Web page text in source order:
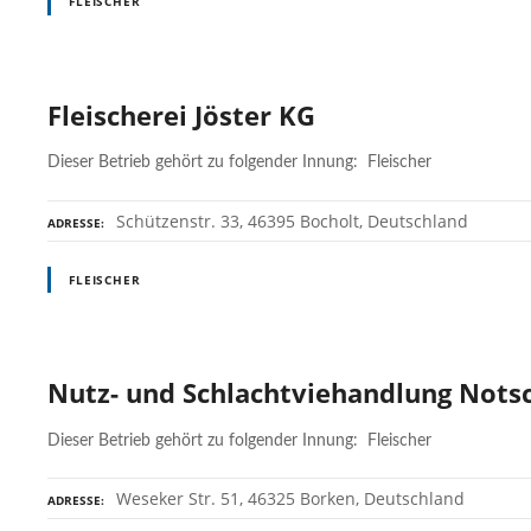
Fleischerei Jöster KG
Dieser Betrieb gehört zu folgender Innung: Fleischer
ADRESSE Schützenstr. 33, 46395 Bocholt, Deutschland
FLEISCHER
Nutz- und Schlachtviehandlung
Dieser Betrieb gehört zu folgender Innung: Fleischer
ADRESSE Weseker Str. 51, 46325 Borken, Deutschland